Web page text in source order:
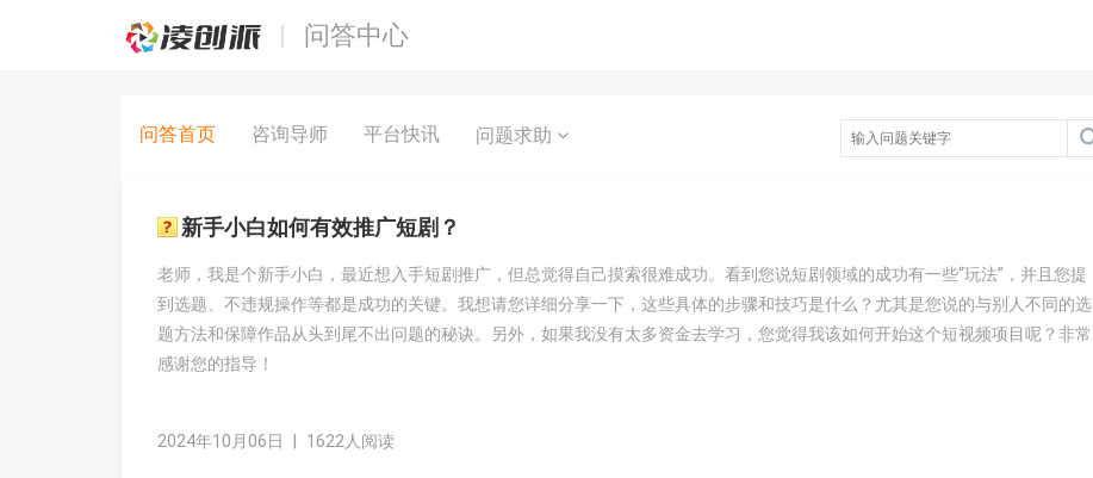
问答中心
问答首页 咨询导师 平台快讯 问题求助
新手小白如何有效推广短剧？
老师，我是个新手小白，最近想入手短剧推广，但总觉得自己摸索很难成功。看到您说短剧领域的成功有一些“玩法”，并且您提
到选题、不违规操作等都是成功的关键。我想请您详细分享一下，这些具体的步骤和技巧是什么？尤其是您说的与别人不同的选
题方法和保障作品从头到尾不出问题的秘诀。另外，如果我没有太多资金去学习，您觉得我该如何开始这个短视频项目呢？非常
感谢您的指导！
2024年10月06日 1622人阅读